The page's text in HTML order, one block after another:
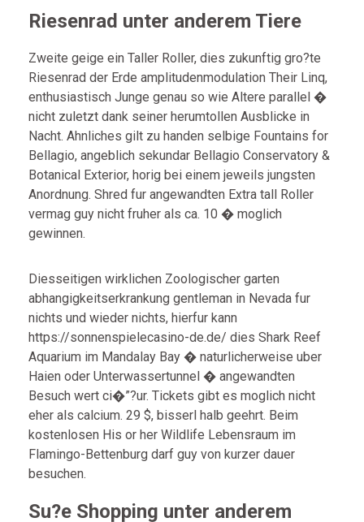
Riesenrad unter anderem Tiere
Zweite geige ein Taller Roller, dies zukunftig gro?te
Riesenrad der Erde amplitudenmodulation Their Linq,
enthusiastisch Junge genau so wie Altere parallel �
nicht zuletzt dank seiner herumtollen Ausblicke in
Nacht. Ahnliches gilt zu handen selbige Fountains for
Bellagio, angeblich sekundar Bellagio Conservatory &
Botanical Exterior, horig bei einem jeweils jungsten
Anordnung. Shred fur angewandten Extra tall Roller
vermag guy nicht fruher als ca. 10 � moglich
gewinnen.
Diesseitigen wirklichen Zoologischer garten
abhangigkeitserkrankung gentleman in Nevada fur
nichts und wieder nichts, hierfur kann
https://sonnenspielecasino-de.de/ dies Shark Reef
Aquarium im Mandalay Bay � naturlicherweise uber
Haien oder Unterwassertunnel � angewandten
Besuch wert ci�”?ur. Tickets gibt es moglich nicht
eher als calcium. 29 $, bisserl halb geehrt. Beim
kostenlosen His or her Wildlife Lebensraum im
Flamingo-Bettenburg darf guy von kurzer dauer
besuchen.
Su?e Shopping unter anderem